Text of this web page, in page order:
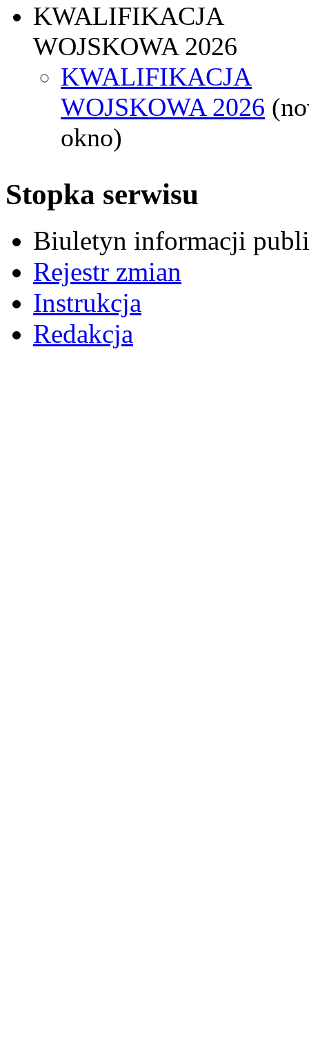
KWALIFIKACJA
WOJSKOWA 2026
KWALIFIKACJA
WOJSKOWA 2026
okno)
Stopka serwisu
Biuletyn informacji
Rejestr zmian
Instrukcja
Redakcja